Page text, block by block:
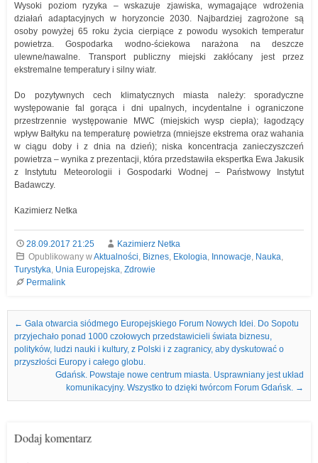
Wysoki poziom ryzyka – wskazuje zjawiska, wymagające wdrożenia
działań adaptacyjnych w horyzoncie 2030. Najbardziej zagrożone są
osoby powyżej 65 roku życia cierpiące z powodu wysokich temperatur
powietrza. Gospodarka wodno-ściekowa narażona na deszcze
ulewne/nawalne. Transport publiczny miejski zakłócany jest przez
ekstremalne temperatury i silny wiatr.
Do pozytywnych cech klimatycznych miasta należy: sporadyczne
występowanie fal gorąca i dni upalnych, incydentalne i ograniczone
przestrzennie występowanie MWC (miejskich wysp ciepła); łagodzący
wpływ Bałtyku na temperaturę powietrza (mniejsze ekstrema oraz wahania
w ciągu doby i z dnia na dzień); niska koncentracja zanieczyszczeń
powietrza – wynika z prezentacji, która przedstawiła ekspertka Ewa Jakusik
z Instytutu Meteorologii i Gospodarki Wodnej – Państwowy Instytut
Badawczy.
Kazimierz Netka
28.09.2017 21:25
Kazimierz Netka
Opublikowany wAktualności, Biznes, Ekologia, Innowacje, Nauka,
Turystyka, Unia Europejska, Zdrowie
Permalink
Nawigacja we wpisach
← Gala otwarcia siódmego Europejskiego Forum Nowych Idei. Do Sopotu
przyjechało ponad 1000 czołowych przedstawicieli świata biznesu,
polityków, ludzi nauki i kultury, z Polski i z zagranicy, aby dyskutować o
przyszłości Europy i całego globu.
Gdańsk. Powstaje nowe centrum miasta. Usprawniany jest układ
komunikacyjny. Wszystko to dzięki twórcom Forum Gdańsk. →
Dodaj komentarz